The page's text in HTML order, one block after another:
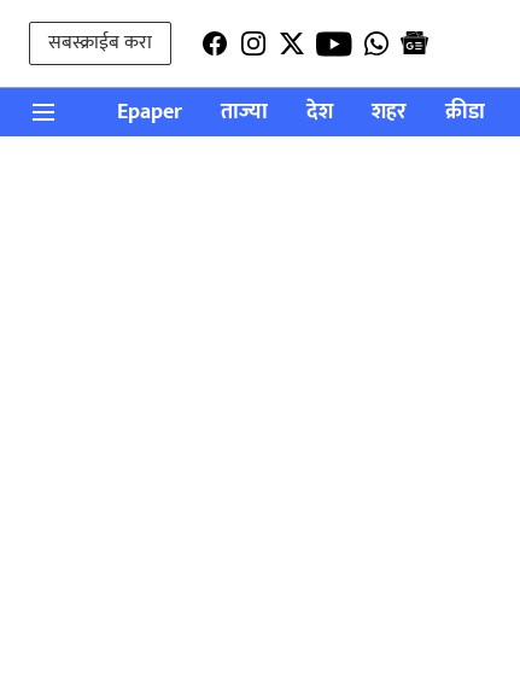
सबस्क्राईब करा
Epaper ताज्या देश शहर क्रीडा